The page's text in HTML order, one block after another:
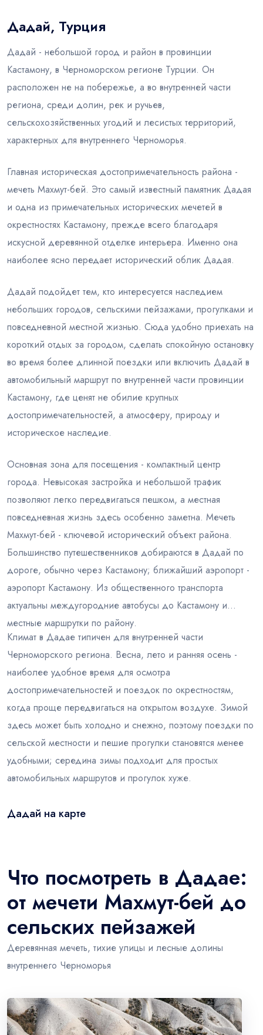
Блог
Дадай, Турция
Дадай - небольшой город и район в провинции
Кастамону, в Черноморском регионе Турции. Он
расположен не на побережье, а во внутренней части
региона, среди долин, рек и ручьев,
сельскохозяйственных угодий и лесистых территорий,
характерных для внутреннего Черноморья.
Главная историческая достопримечательность района -
мечеть Махмут-бей. Это самый известный памятник Дадая
и одна из примечательных исторических мечетей в
окрестностях Кастамону, прежде всего благодаря
искусной деревянной отделке интерьера. Именно она
наиболее ясно передает исторический облик Дадая.
Дадай подойдет тем, кто интересуется наследием
небольших городов, сельскими пейзажами, прогулками и
повседневной местной жизнью. Сюда удобно приехать на
короткий отдых за городом, сделать спокойную остановку
во время более длинной поездки или включить Дадай в
автомобильный маршрут по внутренней части провинции
Кастамону, где ценят не обилие крупных
достопримечательностей, а атмосферу, природу и
историческое наследие.
Основная зона для посещения - компактный центр
города. Невысокая застройка и небольшой трафик
позволяют легко передвигаться пешком, а местная
повседневная жизнь здесь особенно заметна. Мечеть
Махмут-бей - ключевой исторический объект района.
Большинство путешественников добираются в Дадай по
дороге, обычно через Кастамону; ближайший аэропорт -
аэропорт Кастамону. Из общественного транспорта
актуальны междугородние автобусы до Кастамону и
местные маршрутки по району.
Климат в Дадае типичен для внутренней части
Черноморского региона. Весна, лето и ранняя осень -
наиболее удобное время для осмотра
достопримечательностей и поездок по окрестностям,
когда проще передвигаться на открытом воздухе. Зимой
здесь может быть холодно и снежно, поэтому поездки по
сельской местности и пешие прогулки становятся менее
удобными; середина зимы подходит для простых
автомобильных маршрутов и прогулок хуже.
Дадай на карте
Что посмотреть в Дадае:
от мечети Махмут-бей до
сельских пейзажей
Деревянная мечеть, тихие улицы и лесные долины
внутреннего Черноморья